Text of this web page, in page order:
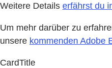
Weitere Details erfährst du
Um mehr darüber zu
unsere kommenden Adobe
CardTitle